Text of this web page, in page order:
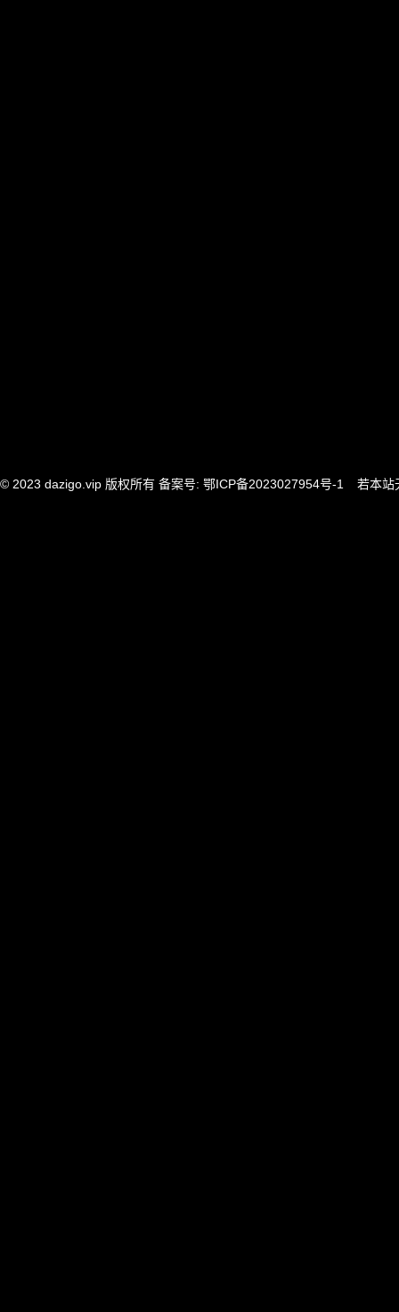
© 2023 dazigo.vip 版权所有 备案号: 鄂ICP备2023027954号-1 若本站